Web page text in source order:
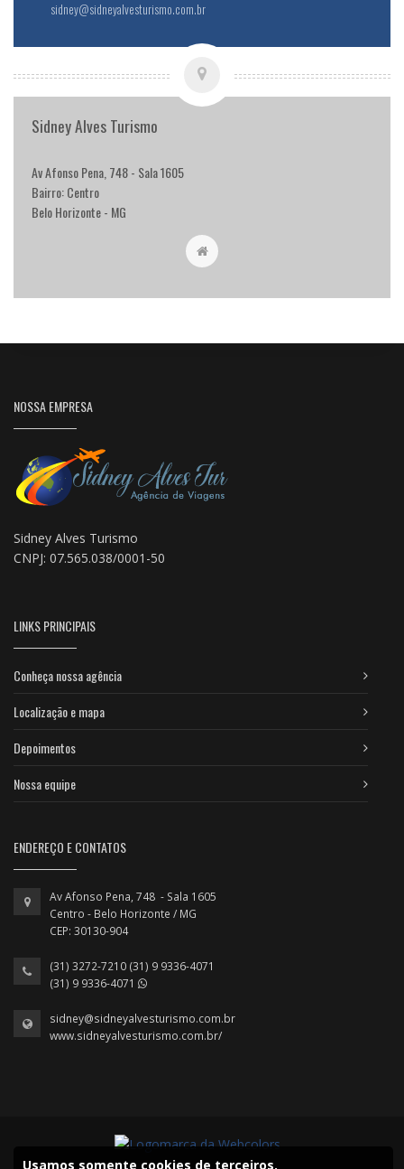
sidney@sidneyalvesturismo.com.br
Sidney Alves Turismo
Av Afonso Pena, 748 - Sala 1605
Bairro: Centro
Belo Horizonte - MG
NOSSA EMPRESA
Sidney Alves Turismo
CNPJ: 07.565.038/0001-50
LINKS PRINCIPAIS
Conheça nossa agência
Localização e mapa
Depoimentos
Nossa equipe
ENDEREÇO E CONTATOS
Av Afonso Pena, 748 - Sala 1605
Centro - Belo Horizonte / MG
CEP: 30130-904
(31) 3272-7210 (31) 9 9336-4071
(31) 9 9336-4071
sidney@sidneyalvesturismo.com.br
www.sidneyalvesturismo.com.br/
Usamos somente cookies de terceiros.